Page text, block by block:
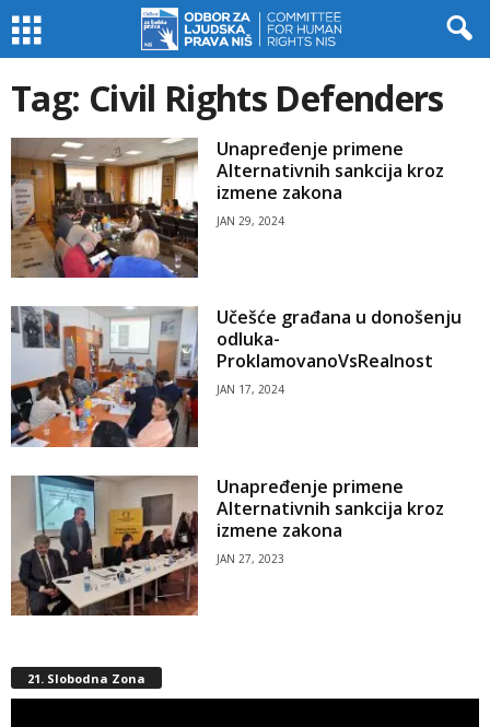
Tag: Civil Rights Defenders
Unapređenje primene
Alternativnih sankcija kroz
izmene zakona
JAN 29, 2024
Učešće građana u donošenju
odluka-
ProklamovanoVsRealnost
JAN 17, 2024
Unapređenje primene
Alternativnih sankcija kroz
izmene zakona
JAN 27, 2023
21. Slobodna Zona